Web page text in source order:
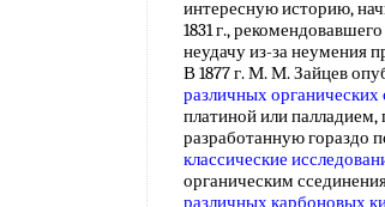
интересную историю,
1831 г., рекомендовавшего
неудачу из-за неумения
В 1877 г. М. М. Зайцев
различных органических
платиной или
разработанную гораздо
классические
органическим
различных карбоновых